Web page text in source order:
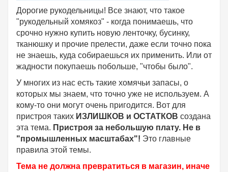
Дорогие рукодельницы! Все знают, что такое
"рукодельный хомякоз" - когда понимаешь, что
срочно нужно купить новую ленточку, бусинку,
тканюшку и прочие прелести, даже если точно пока
не знаешь, куда собираешься их применить. Или от
жадности покупаешь побольше, "чтобы было".
У многих из нас есть такие хомячьи запасы, о
которых мы знаем, что точно уже не используем. А
кому-то они могут очень пригодится. Вот для
пристроя таких ИЗЛИШКОВ и ОСТАТКОВ создана
эта тема. Пристроя за небольшую плату. Не в
"промышленных масштабах"! Это главные
правила этой темы.
Тема не должна превратиться в магазин, иначе